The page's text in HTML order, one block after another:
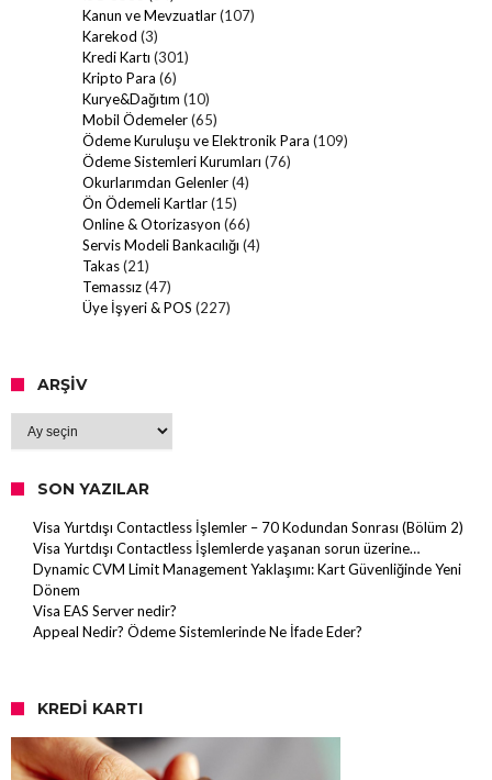
Kanun ve Mevzuatlar(107)
Karekod (3)
Kredi Kartı (301)
Kripto Para (6)
Kurye&Dağıtım (10)
Mobil Ödemeler(65)
Ödeme Kuruluşu ve Elektronik Para (109)
Ödeme Sistemleri Kurumları (76)
Okurlarımdan Gelenler(4)
Ön Ödemeli Kartlar(15)
Online & Otorizasyon (66)
Servis Modeli Bankacılığı (4)
Takas(21)
Temassız(47)
Üye İşyeri & POS (227)
ARŞIV
Arşiv
SON YAZILAR
Visa Yurtdışı Contactless İşlemler – 70 Kodundan Sonrası (Bölüm 2)
Visa Yurtdışı Contactless İşlemlerde yaşanan sorun üzerine…
Dynamic CVM Limit Management Yaklaşımı: Kart Güvenliğinde Yeni
Dönem
Visa EAS Server nedir?
Appeal Nedir? Ödeme Sistemlerinde Ne İfade Eder?
KREDI KARTI